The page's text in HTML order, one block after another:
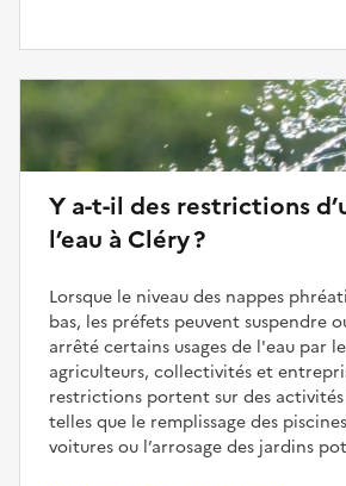
Y a-t-il des restrictions
l’eau à Cléry ?
Lorsque le niveau des nappes
bas, les préfets peuvent suspendre
arrêté certains usages de l'eau par
agriculteurs, collectivités et
restrictions portent sur des
telles que le remplissage des
voitures ou l’arrosage des jardins